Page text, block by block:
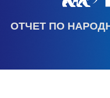
ОТЧЕТ ПО